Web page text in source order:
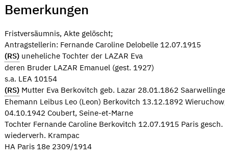
Bemerkungen
Fristversäumnis, Akte gelöscht;
Antragstellerin: Fernande Caroline Delobelle 12.07.1915
(RS) uneheliche Tochter der LAZAR Eva
deren Bruder LAZAR Emanuel (gest. 1927)
s.a. LEA 10154
(RS) Mutter Eva Berkovitch geb. Lazar 28.01.1862
Ehemann Leibus Leo (Leon) Berkovitch 13.12.1892
04.10.1942 Coubert, Seine-et-Marne
Tochter Fernande Caroline Berkovitch 12.07.1915 Paris gesch.
wiederverh. Krampac
HA Paris 18e 2309/1914